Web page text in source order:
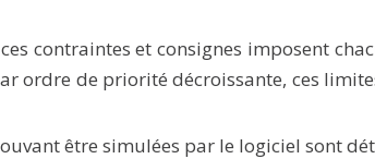
contraintes et consignes imposent
ordre de priorité décroissante, ces
être simulées par le logiciel sont